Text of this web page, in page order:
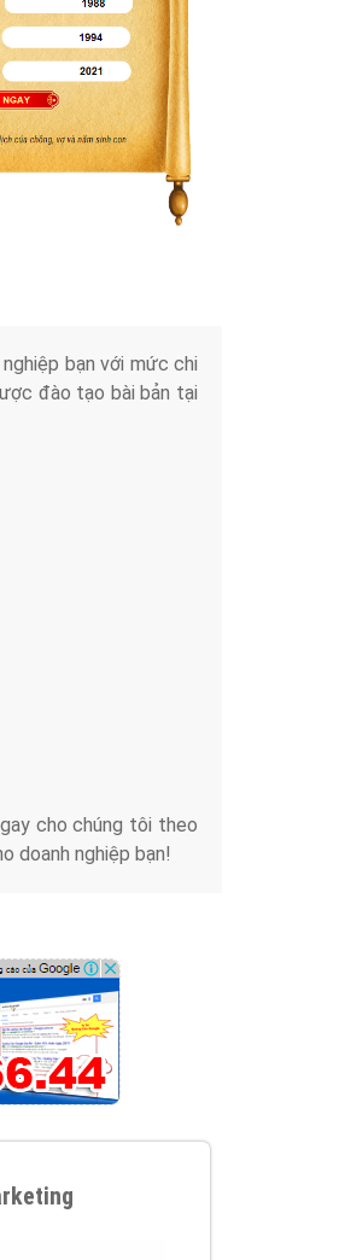
bạn với mức chi
đào tạo bài bản tại
cho chúng tôi theo
doanh nghiệp bạn!